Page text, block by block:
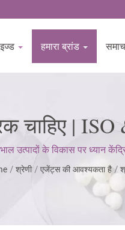
हमारा ब्रांड
| ISO
से |
उत्पादों के विकास पर ध्यान
की अपेक्षाओं को पूरा करने के लिए
/ श्रेणी / एजेंट्स की आवश्यकता है /